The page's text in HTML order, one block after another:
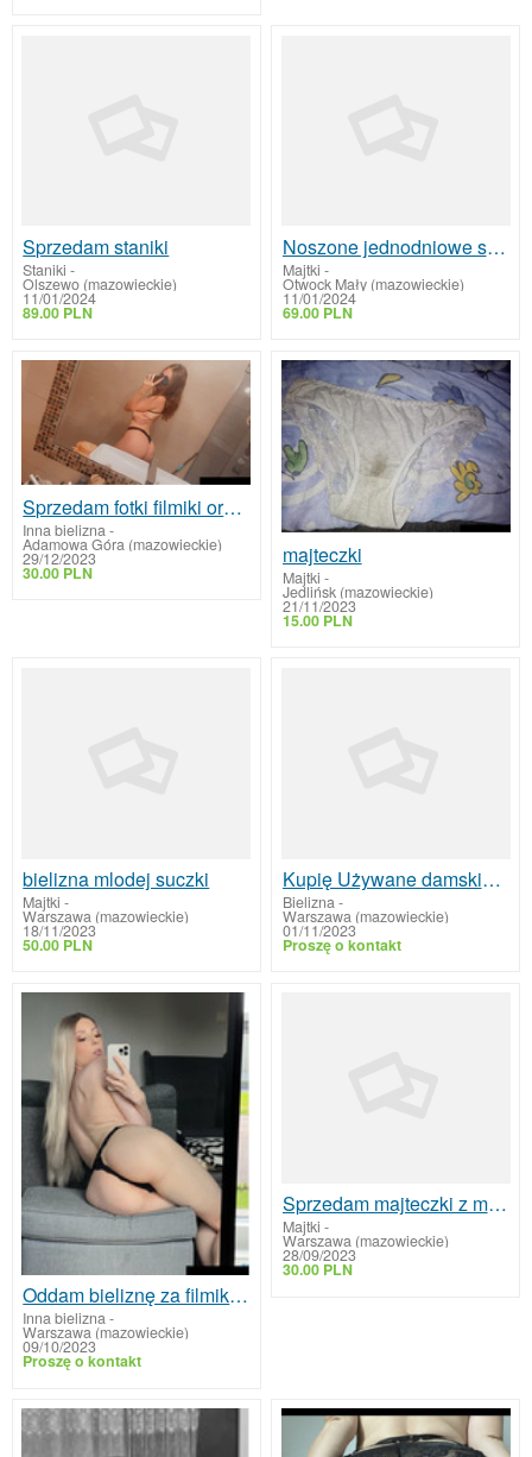
Sprzedam staniki
Staniki -
Olszewo (mazowieckie)
11/01/2024
89.00 PLN
Noszone jednodniowe stringi
Majtki -
Otwock Mały (mazowieckie)
11/01/2024
69.00 PLN
Sprzedam fotki filmiki oraz majtki rajstopy noszone
Inna bielizna-
Adamowa Góra (mazowieckie)
29/12/2023
30.00 PLN
majteczki
Majtki -
Jedlińsk (mazowieckie)
21/11/2023
15.00 PLN
bielizna mlodej suczki
Majtki -
Warszawa (mazowieckie)
18/11/2023
50.00 PLN
Kupię Używane damskie Majteczki
Bielizna-
Warszawa (mazowieckie)
01/11/2023
Proszę o kontakt
Oddam bieliznę za filmik jak robisz sobie dobrze
Inna bielizna-
Warszawa (mazowieckie)
09/10/2023
Proszę o kontakt
Sprzedam majteczki z mojego zdjęcia
Majtki -
Warszawa (mazowieckie)
28/09/2023
30.00 PLN